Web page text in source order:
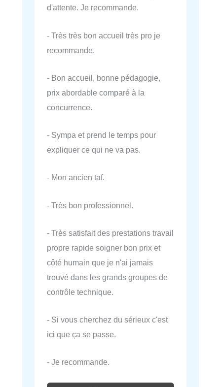
d'attente. Je recommande.
- Très très bon accueil très pro je
recommande.
- Bon accueil, bonne pédagogie,
prix abordable comparé à la
concurrence.
- Sympa et prend le temps pour
expliquer ce qui ne va pas.
- Mon ancien taf.
- Très bon professionnel.
- Très satisfait des prestations travail
propre rapide soigner bon prix et
côté humain que je n'ai jamais
trouvé dans les grands groupes de
contrôle technique.
- Si vous cherchez du sérieux c'est
ici que ça se passe.
- Je recommande.